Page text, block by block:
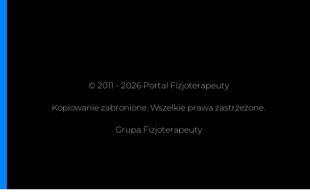
© 2011 - 2026 Portal Fizjoterapeuty
Kopiowanie zabronione. Wszelkie prawa zastrzeżone.
Grupa Fizjoterapeuty